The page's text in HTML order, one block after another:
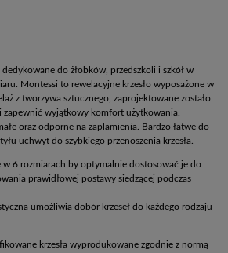
dedykowane do żłobków, przedszkoli i szkół w
Montessi to rewelacyjne krzesło wyposażone w
z tworzywa sztucznego, zaprojektowane zostało
wyjątkowy komfort użytkowania.
oraz odporne na zaplamienia. Bardzo łatwe do
uchwyt do szybkiego przenoszenia krzesła.
w 6 rozmiarach by optymalnie dostosować je do
prawidłowej postawy siedzącej podczas
umożliwia dobór krzeseł do każdego rodzaju
krzesła wyprodukowane zgodnie z normą